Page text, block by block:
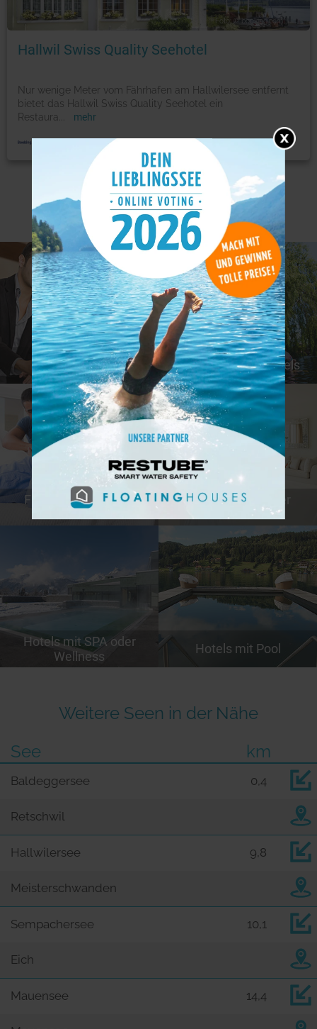
Foto: © booking.com
Hallwil Swiss Quality Seehotel
Nur wenige Meter vom Fährhafen am Hallwilersee entfernt
bietet das Hallwil Swiss Quality Seehotel ein
Restaura
mehr
Weitere Angebote
Günstige Hotels Tierfreundliche Hotels
Familienfreundliche
Hotels mit schöner
Aussicht
Hotels mit SPA oder
Wellness
Hotels mit Pool
Weitere Seen in der Nähe
See
km
Baldeggersee 0,4
Retschwil
Hallwilersee 9,8
Meisterschwanden
Sempachersee 10,1
Eich
Mauensee 14,4